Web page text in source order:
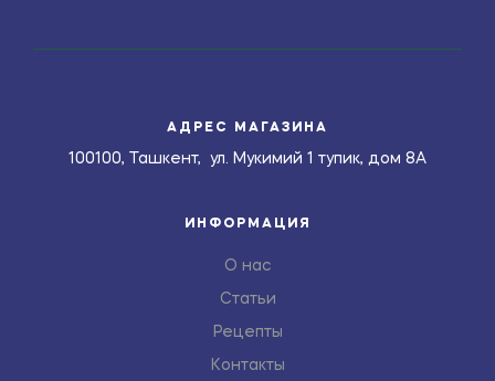
АДРЕС МАГАЗИНА
100100, Ташкент, ул. Мукимий 1 тупик, дом 8А
ИНФОРМАЦИЯ
О нас
Статьи
Рецепты
Контакты